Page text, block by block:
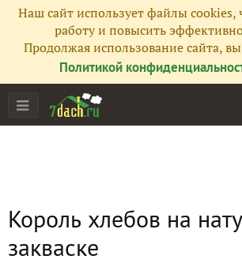
Наш сайт использует файлы cookies,
работу и повысить
Продолжая использование сайта, вы
Политикой
Король хлебов на
закваске